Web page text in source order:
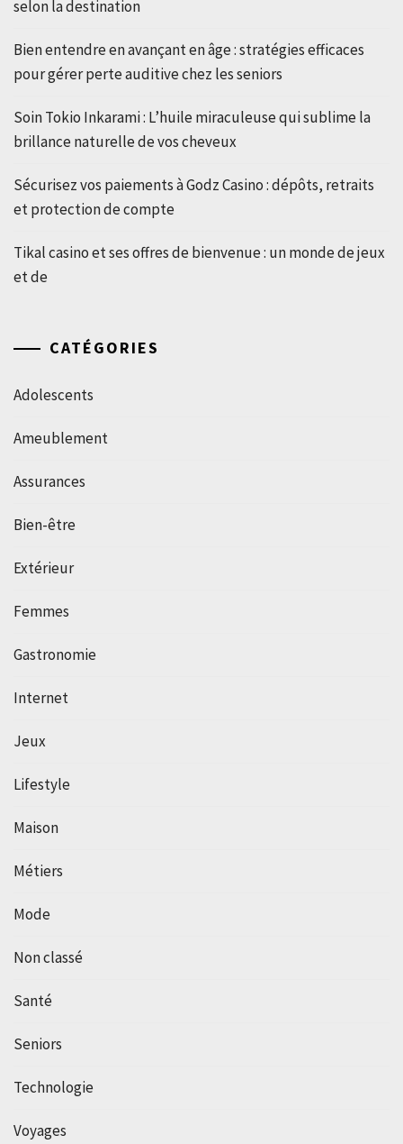
selon la destination
Bien entendre en avançant en âge : stratégies efficaces
pour gérer perte auditive chez les seniors
Soin Tokio Inkarami : L’huile miraculeuse qui sublime la
brillance naturelle de vos cheveux
Sécurisez vos paiements à Godz Casino : dépôts, retraits
et protection de compte
Tikal casino et ses offres de bienvenue : un monde de jeux
et de
CATÉGORIES
Adolescents
Ameublement
Assurances
Bien-être
Extérieur
Femmes
Gastronomie
Internet
Jeux
Lifestyle
Maison
Métiers
Mode
Non classé
Santé
Seniors
Technologie
Voyages